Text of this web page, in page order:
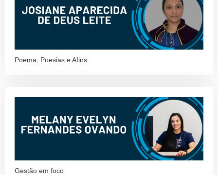
Poema, Poesias e Afins
Gestão em foco